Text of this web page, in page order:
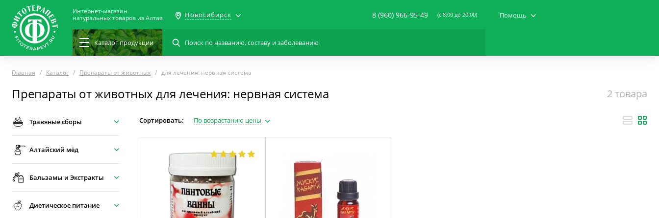
Интернет-магазин
натуральных товаров из Алтая
Новосибирск 8 (960) 966-95-49 (c 8:00 до 20:00) Помощь
Каталогпродукции
Главная Каталог Препараты от животных для лечения: нервная система
Препараты от животных для лечения: нервная система
Травяные сборы
Алтайский мёд
Бальзамы и Экстракты
Диетическое питание
Сортировать: По возрастанию цены
2 товара